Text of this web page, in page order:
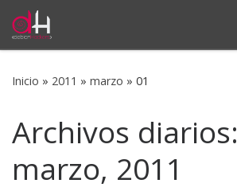
Saltar al contenido
Inicio » 2011 » marzo » 01
Archivos diarios:
marzo, 2011